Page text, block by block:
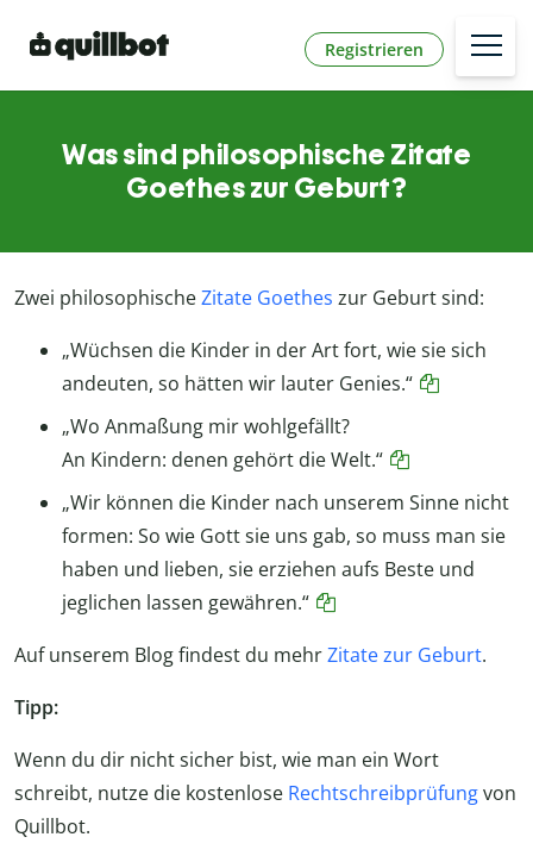
Registrieren
Was sind philosophische Zitate
Goethes zur Geburt?
Zwei philosophischeZitate Goethes zur Geburt sind:
„Wüchsen die Kinder in der Art fort, wie sie sich
andeuten, so hätten wir lauter Genies.“
„Wo Anmaßung mir wohlgefällt?
An Kindern: denen gehört die Welt.“
„Wir können die Kinder nach unserem Sinne nicht
formen: So wie Gott sie uns gab, so muss man sie
haben und lieben, sie erziehen aufs Beste und
jeglichen lassen gewähren.“
Auf unserem Blog findest du mehrZitate zur Geburt.
Tipp:
Wenn du dir nicht sicher bist, wie man ein Wort
schreibt, nutze die kostenlose Rechtschreibprüfungvon
Quillbot.